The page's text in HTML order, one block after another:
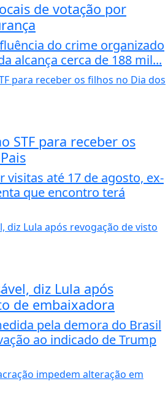
de votação por
do crime organizado
alcança cerca de 188 mil...
STF para receber os
visitas até 17 de agosto, ex-
que encontro terá
diz Lula após
de embaixadora
pela demora do Brasil
ao indicado de Trump